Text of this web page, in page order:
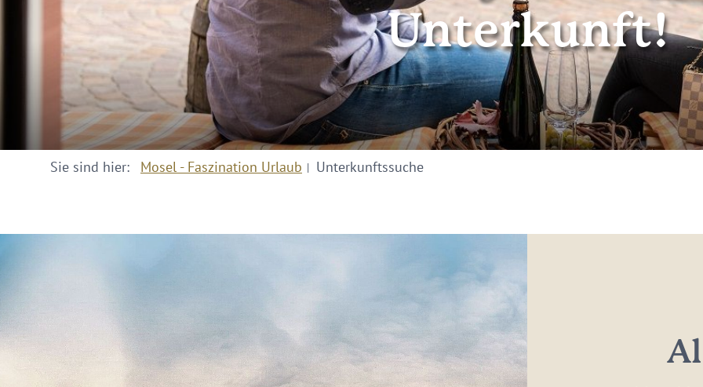
Unterkunft!
Sie sind hier: Mosel - Faszination Urlaub Unterkunftssuche